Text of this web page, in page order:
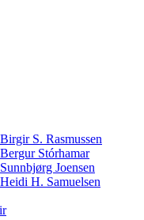
S. Rasmussen
Stórhamar
Joensen
H. Samuelsen